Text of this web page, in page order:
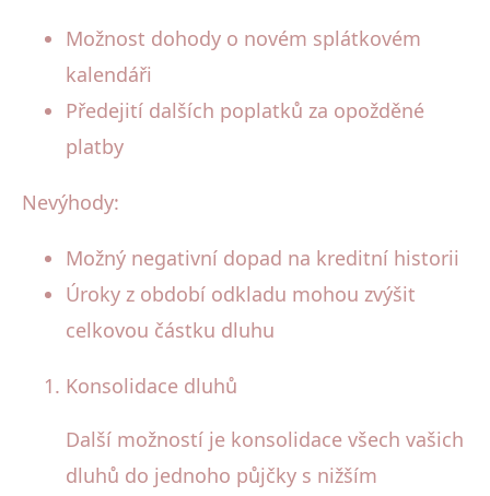
Možnost dohody o novém splátkovém
kalendáři
Předejití dalších poplatků za opožděné
platby
Nevýhody:
Možný negativní dopad na kreditní historii
Úroky z období odkladu mohou zvýšit
celkovou částku dluhu
Konsolidace dluhů
Další možností je konsolidace všech vašich
dluhů do jednoho půjčky s nižším